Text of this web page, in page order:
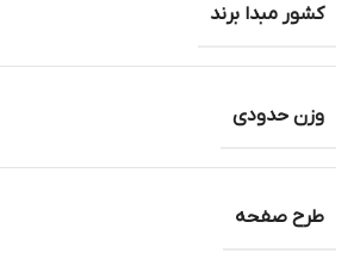
کشور مبدا برند
وزن حدودی
طرح صفحه